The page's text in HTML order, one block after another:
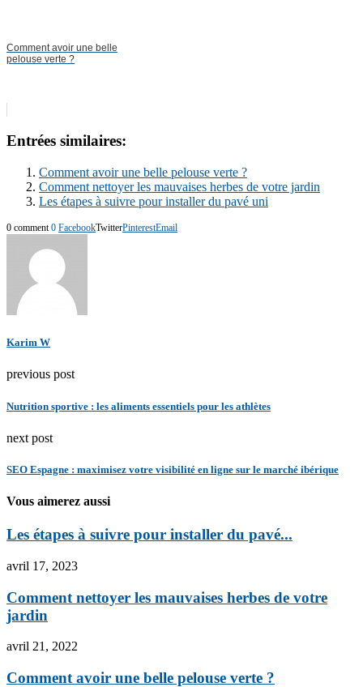
Comment avoir une belle
pelouse verte ?
Entrées similaires:
Comment avoir une belle pelouse verte ?
Comment nettoyer les mauvaises herbes de votre jardin
Les étapes à suivre pour installer du pavé uni
0 comment 0 FacebookTwitterPinterestEmail
Karim W
previous post
Nutrition sportive : les aliments essentiels pour les athlètes
next post
SEO Espagne : maximisez votre visibilité en ligne sur le marché ibérique
Vous aimerez aussi
Les étapes à suivre pour installer du pavé...
avril 17, 2023
Comment nettoyer les mauvaises herbes de votre
jardin
avril 21, 2022
Comment avoir une belle pelouse verte ?